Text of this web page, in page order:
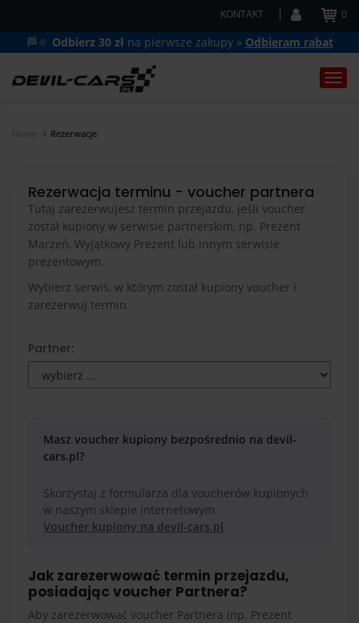
KONTAKT 0
🏁🔆 Odbierz 30 zł na pierwsze zakupy » Odbieram rabat
Home Rezerwacje
Rezerwacja terminu - voucher partnera
Tutaj zarezerwujesz termin przejazdu, jeśli voucher
został kupiony w serwisie partnerskim, np. Prezent
Marzeń, Wyjątkowy Prezent lub innym serwisie
prezentowym.
Wybierz serwis, w którym został kupiony voucher i
zarezerwuj termin.
Partner:
Masz voucher kupiony bezpośrednio na devil-
cars.pl?
Skorzystaj z formularza dla voucherów kupionych
w naszym sklepie internetowym.
Voucher kupiony na devil-cars.pl
Jak zarezerwować termin przejazdu,
posiadając voucher Partnera?
Aby zarezerwować voucher Partnera (np. Prezent